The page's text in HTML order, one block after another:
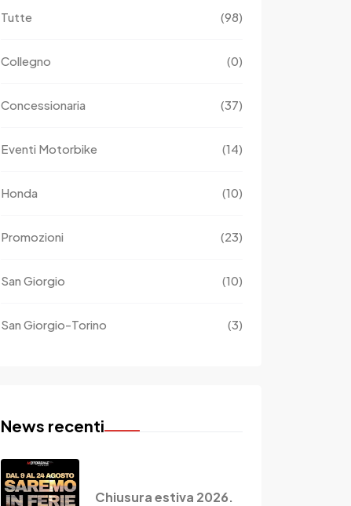
Tutte (98)
Collegno (0)
Concessionaria (37)
Eventi Motorbike (14)
Honda (10)
Promozioni (23)
San Giorgio (10)
San Giorgio-Torino (3)
News recenti
Chiusura estiva 2026.